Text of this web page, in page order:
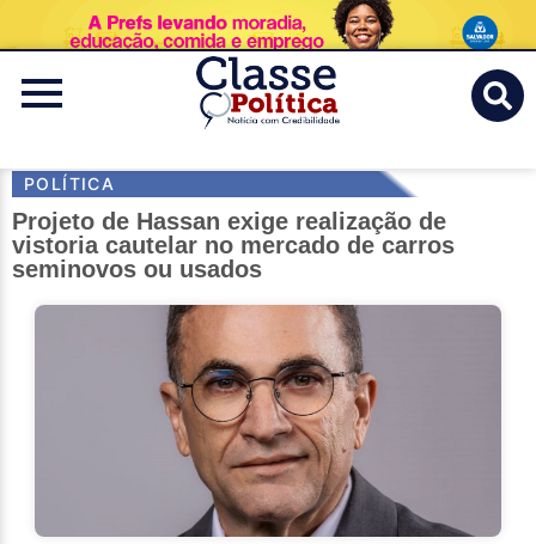
Classe
Politica
POLÍTICA
Projeto de Hassan exige realização de
vistoria cautelar no mercado de carros
seminovos ou usados